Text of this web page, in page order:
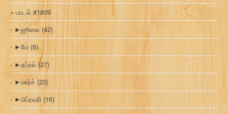
பாடல் #1809
►ஜூலை (42)
►மே (6)
►ஏப்ரல் (27)
►மார்ச்(23)
►பிப்ரவரி (16)